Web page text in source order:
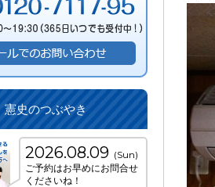
憲史のつぶやき
2026.08.09 (Sun)
ご予約はお早めにお問合せ
くださいね！